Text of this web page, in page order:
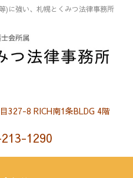
)に強い、札幌とくみつ法律事務所
327-8 RICH南1条BLDG 4階
1290